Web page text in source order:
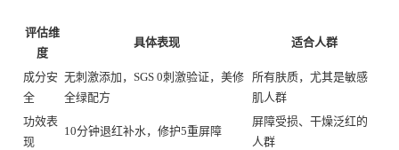
评估维
度
具体表现 适合人群
成分安
全
无刺激添加，SGS 0刺激验证，美修
全绿配方
所有肤质，尤其是敏感
肌人群
功效表
现
10分钟退红补水，修护5重屏障
屏障受损、干燥泛红的
人群